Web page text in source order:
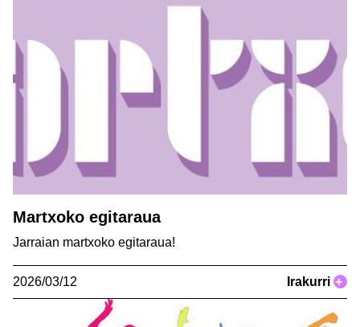
Martxoko egitaraua
Jarraian martxoko egitaraua!
2026/03/12 Irakurri +